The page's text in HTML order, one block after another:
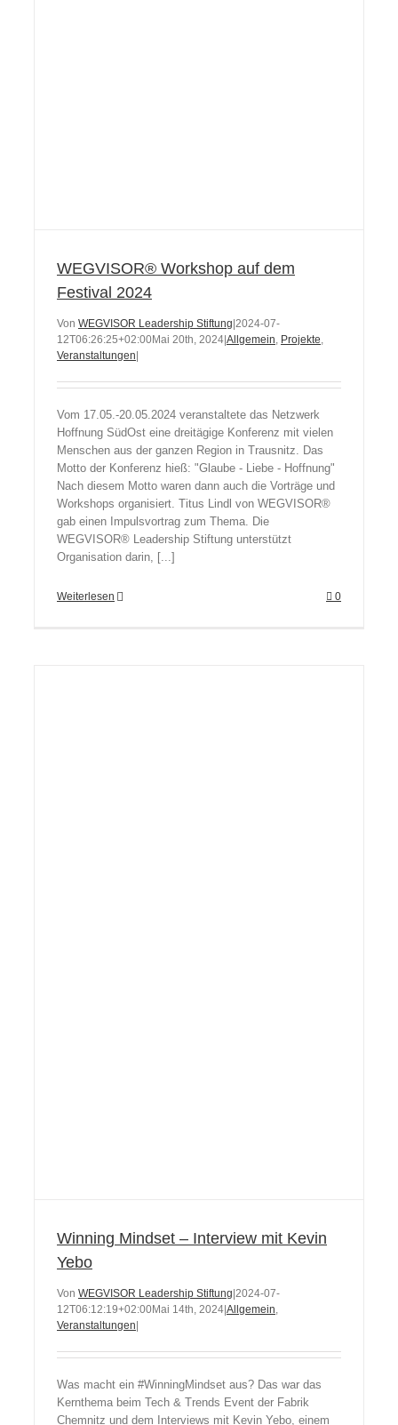
WEGVISOR® Workshop auf dem
Festival 2024
Von WEGVISOR Leadership Stiftung 2024-07-
12T06:26:25+02:00Mai 20th, 2024 Allgemein, Projekte,
Veranstaltungen
Vom 17.05.-20.05.2024 veranstaltete das Netzwerk
Hoffnung SüdOst eine dreitägige Konferenz mit vielen
Menschen aus der ganzen Region in Trausnitz. Das
Motto der Konferenz hieß: "Glaube - Liebe - Hoffnung"
Nach diesem Motto waren dann auch die Vorträge und
Workshops organisiert. Titus Lindl von WEGVISOR®
gab einen Impulsvortrag zum Thema. Die
WEGVISOR® Leadership Stiftung unterstützt
Organisation darin, [...]
Weiterlesen 0
Winning Mindset – Interview mit Kevin
Yebo
Von WEGVISOR Leadership Stiftung 2024-07-
12T06:12:19+02:00Mai 14th, 2024 Allgemein,
Veranstaltungen
Was macht ein #WinningMindset aus? Das war das
Kernthema beim Tech & Trends Event der Fabrik
Chemnitz und dem Interviews mit Kevin Yebo, einem